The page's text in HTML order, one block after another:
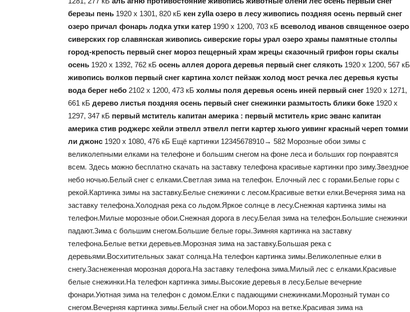
березы пень 1920 x 1301, 820 кБ кен zylla озеро в лесу живопись поздняя осень первый снег
озеро причал фонарь лодка утки катер 1990 x 1200, 703 кБ всеволод иванов священное озеро
сиверских гор славянская живопись сиверские горы урал озеро храмы памятные столпы
город-крепость первый снег мороз пещерный храм жрецы сказочный грифон горы скалы
осень 1920 x 1392, 762 кБ осень аллея дорога деревья первый снег слякоть 1920 x 1200, 567 кБ
живопись волков первый снег картина холст пейзаж холод мост речка лес деревья кусты
вода берег небо 2102 x 1200, 473 кБ холмы поля деревья осень иней первый снег 1920 x 1271,
661 кБ дерево листья поздняя осень первый снег снежинки размытость блики боке 1920 x
1297, 347 кБ первый мститель капитан америка : первый мститель крис эванс капитан
америка стив роджерс хейли этвелл этвелл пегги картер хьюго уивинг красный череп томми
ли джонс 1920 x 1080, 476 кБ Ещё картинки 12345678910→ 582 Морозные обои зимы с
великолепными елками на телефоне и большим снегом на фоне леса и больших гор понравятся
всем. Здесь можно бесплатно скачать на заставку телефона красивые картинки про зиму.Звездное
небо ночью.Белый снег с елками.Светлая зима на телефон. Елочный лес с горами.Белые горы с
рекой.Картинка зимы на заставку.Белые снежинки с лесом.Красивые ветки елки.Вечерняя зима на
заставку телефона.Холодная река со льдом.Яркое солнце в лесу.Снежная картинка зимы на
телефон.Милые морозные обои.Снежная дорога в лесу.Белая зима на телефон.Большие снежинки
падают.Зима с большим снегом.Большие белые горы.Зимняя картинка на заставку
телефона.Белые ветки деревьев.Морозная зима на заставку.Большая река с
деревьями.Восхитительных закат солнца.На телефон картинка зимы.Великолепные елки в
снегу.Заснеженная морозная дорога.На заставку телефона зима.Милый лес с елками.Красивые
белые снежинки.На телефон картинка зимы.Высокие деревья в лесу.Белые вечерние
фонари.Уютная зима на телефон с домом.Елки с падающими снежинками.Морозный туман со
снегом.Вечерняя картинка зимы.Белый снег на обои.Мороз на ветке.Красивая зима на